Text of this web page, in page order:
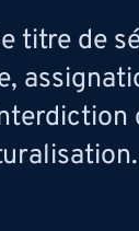
titre de